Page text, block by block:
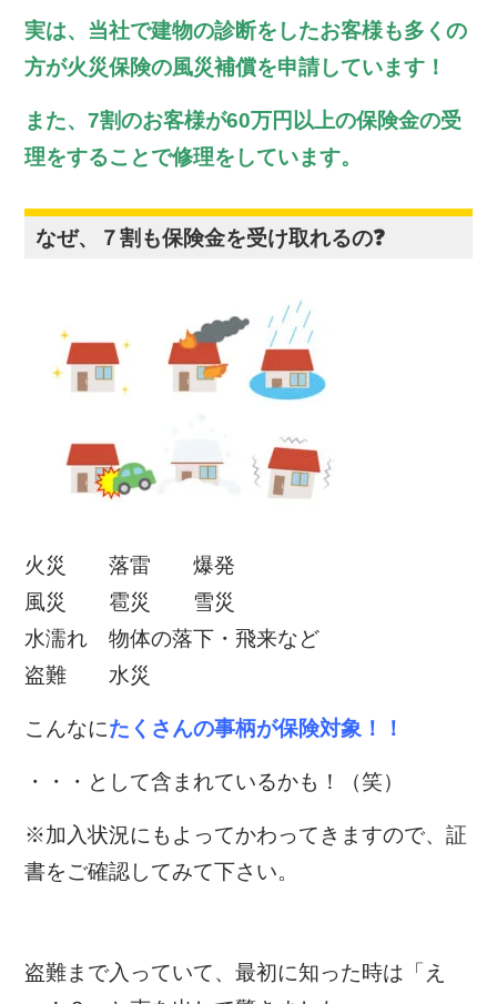
実は、当社で建物の診断をしたお客様も多くの
方が火災保険の風災補償を申請しています！
また、7割のお客様が60万円以上の保険金の受
理をすることで修理をしています。
なぜ、７割も保険金を受け取れるの❓
火災落雷爆発
風災 雹災 雪災
水濡れ物体の落下・飛来など
盗難 水災
こんなにたくさんの事柄が保険対象！！
・・・として含まれているかも！（笑）
※加入状況にもよってかわってきますので、証
書をご確認してみて下さい。
盗難まで入っていて、最初に知った時は「え